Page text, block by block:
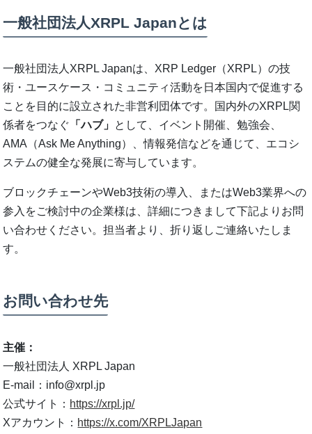
一般社団法人XRPL Japanとは
一般社団法人XRPL Japanは、XRP Ledger（XRPL）の技
術・ユースケース・コミュニティ活動を日本国内で促進する
ことを目的に設立された非営利団体です。国内外のXRPL関
係者をつなぐ 「ハブ」 として、イベント開催、勉強会、
AMA（Ask Me Anything）、情報発信などを通じて、エコシ
ステムの健全な発展に寄与しています。
ブロックチェーンやWeb3技術の導入、またはWeb3業界への
参入をご検討中の企業様は、詳細につきまして下記よりお問
い合わせください。担当者より、折り返しご連絡いたしま
す。
お問い合わせ先
主催：
一般社団法人 XRPL Japan
E-mail：info@xrpl.jp
公式サイト： https://xrpl.jp/
Xアカウント： https://x.com/XRPLJapan